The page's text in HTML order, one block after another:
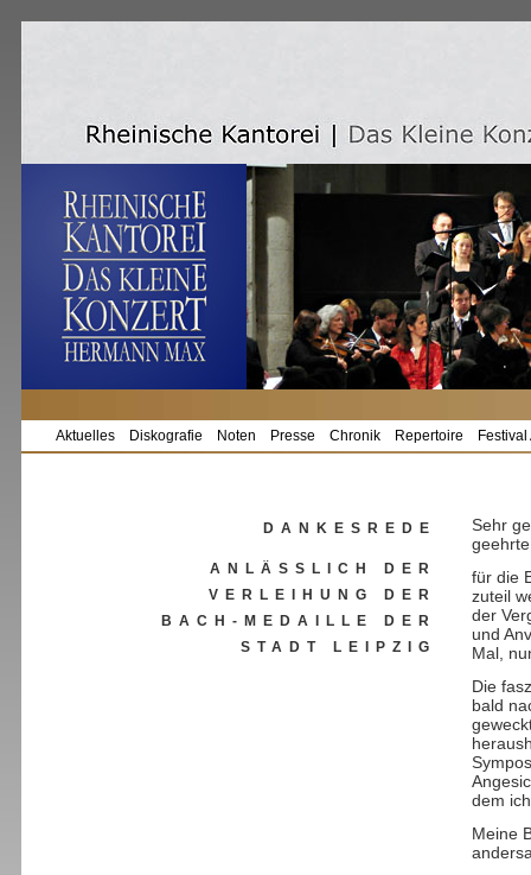
Aktuelles Diskografie Noten Presse Chronik Repertoire
DANKESREDE
ANLÄSSLICH DER
VERLEIHUNG DER
BACH-MEDAILLE DER
STADT LEIPZIG
Sehr
für die
zuteil
der
und
Mal,
Die
bald
dem
Meine